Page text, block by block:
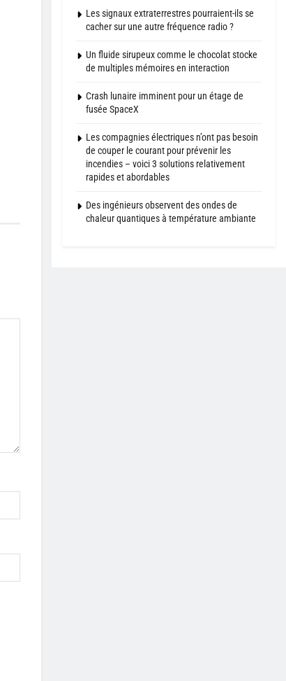
Les signaux extraterrestres pourraient-ils se
cacher sur une autre fréquence radio ?
Un fluide sirupeux comme le chocolat stocke
de multiples mémoires en interaction
Crash lunaire imminent pour un étage de
fusée SpaceX
Les compagnies électriques n’ont pas besoin
de couper le courant pour prévenir les
incendies – voici 3 solutions relativement
rapides et abordables
Des ingénieurs observent des ondes de
chaleur quantiques à température ambiante